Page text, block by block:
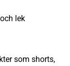
lek
som shorts,